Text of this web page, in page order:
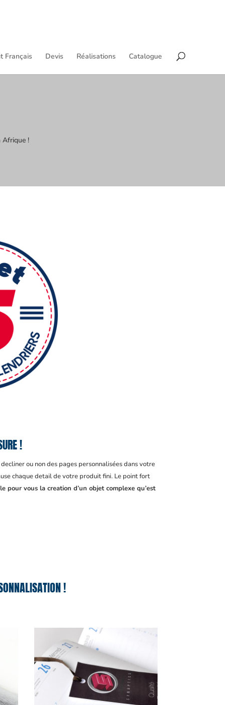
Français Devis Réalisations Catalogue
Afrique !
!
ou non des pages personnalisées dans votre
chaque detail de votre produit fini. Le point fort
pour vous la creation d’un objet complexe qu’est
!